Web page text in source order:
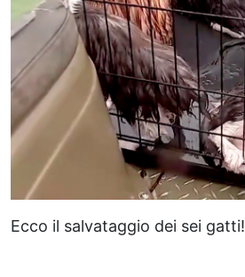
Ecco il salvataggio dei sei gatti!